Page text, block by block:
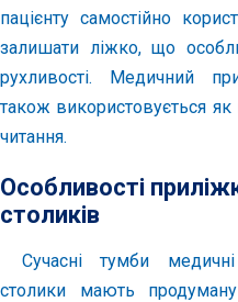
пацієнту самостійно
залишати ліжко, що
рухливості. Медичний
також використовується
читання.
Особливості
столиків
Сучасні тумби
столики мають